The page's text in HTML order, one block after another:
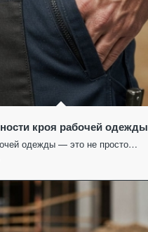
кроя рабочей одежды
одежды — это не просто…